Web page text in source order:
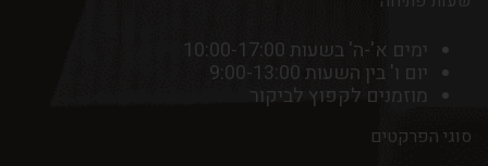
ימים א'-ה' בשעות 10:00-17:00
יום ו' בין השעות 9:00-13:00
מוזמנים לקפוץ לביקור
סוגי הפרקטים